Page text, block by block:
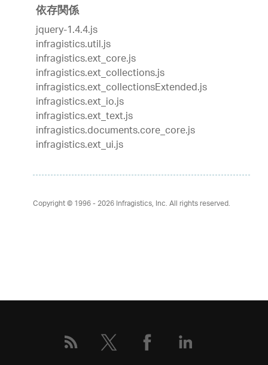
依存関係
jquery-1.4.4.js
infragistics.util.js
infragistics.ext_core.js
infragistics.ext_collections.js
infragistics.ext_collectionsExtended.js
infragistics.ext_io.js
infragistics.ext_text.js
infragistics.documents.core_core.js
infragistics.ext_ui.js
Copyright © 1996 - 2026Infragistics, Inc. All rights reserved.